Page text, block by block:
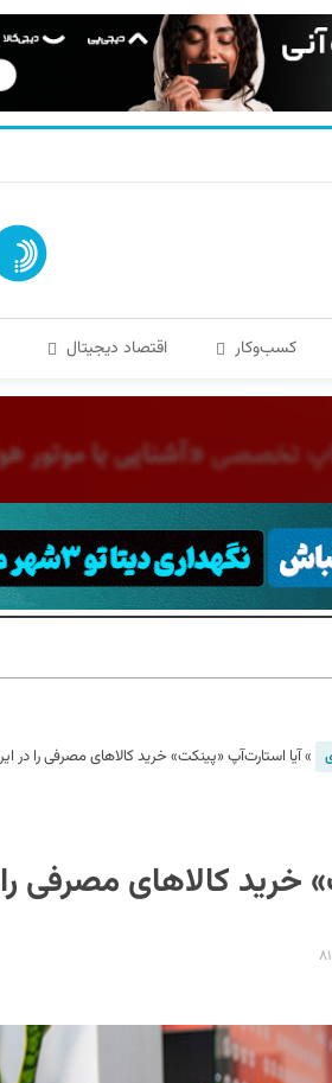
کسب‌و‌کار اقتصاد دیجیتال
»آیا استارت‌آپ «پینکت» خرید کالاهای مصرفی را در
خرید کالاهای مصرفی